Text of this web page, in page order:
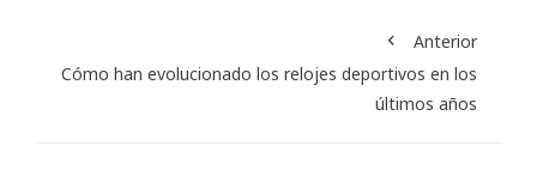
Anterior
Cómo han evolucionado los relojes deportivos en los
últimos años